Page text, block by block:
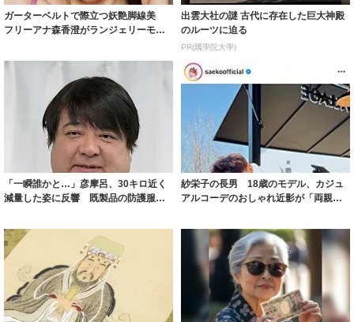
ガーターベルトで際立つ妖艶脚線美
フリーアナ森香澄がランジェリーモデ
出雲大社の謎 古代に存在した巨大神殿
のルーツに迫る
PR(國學院大學)
「一瞬誰かと…」彦摩呂、30キロ近く
減量した姿に反響 既製品の防護服が
紗栄子の長男 18歳のモデル、カジュ
アルコーデのおしゃれ近影が「両親の